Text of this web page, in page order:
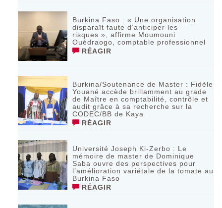
Burkina Faso : « Une organisation
disparaît faute d’anticiper les
risques », affirme Moumouni
Ouédraogo, comptable professionnel
RÉAGIR
Burkina/Soutenance de Master : Fidèle
Youané accède brillamment au grade
de Maître en comptabilité, contrôle et
audit grâce à sa recherche sur la
CODEC/BB de Kaya
RÉAGIR
Université Joseph Ki-Zerbo : Le
mémoire de master de Dominique
Saba ouvre des perspectives pour
l’amélioration variétale de la tomate au
Burkina Faso
RÉAGIR